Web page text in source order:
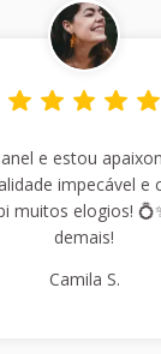
e estou
impecável e
muitos elogios!
demais!
Camila S.